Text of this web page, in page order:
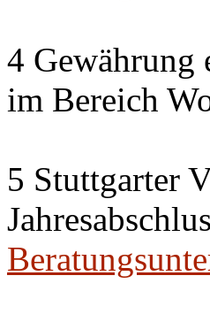
4 Gewährung
im Bereich
5 Stuttgarter